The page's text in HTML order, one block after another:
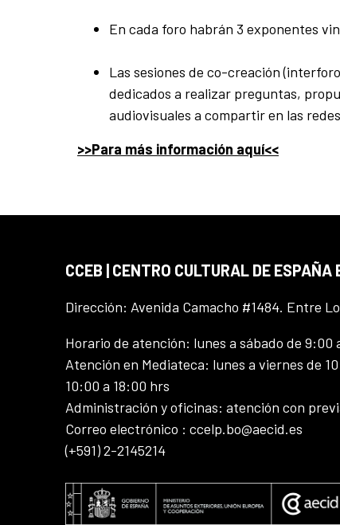
En cada foro habrán 3 exponentes
Las sesiones de co-creación
dedicados a realizar preguntas,
audiovisuales a compartir en las
>>Para más información aquí<<
CCEB | CENTRO CULTURAL DE ESPAÑA
Dirección: Avenida Camacho #1484. Entre
Horario de atención: lunes a sábado de 9:00
Atención en Mediateca: lunes a viernes de
10:00 a 18:00 hrs
Administración y oficinas: atención con
Correo electrónico : ccelp.bo@aecid.es
(+591) 2-2145214